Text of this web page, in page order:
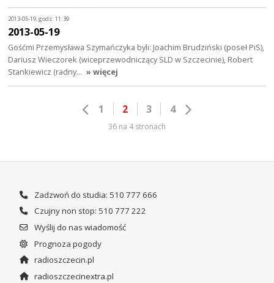
2013-05-19, godz. 11:39
2013-05-19
Gośćmi Przemysława Szymańczyka byli: Joachim Brudziński (poseł PiS),
Dariusz Wieczorek (wiceprzewodniczący SLD w Szczecinie), Robert
Stankiewicz (radny… » więcej
1 2 3 4
36 na 4 stronach
Zadzwoń do studia: 510 777 666
Czujny non stop: 510 777 222
Wyślij do nas wiadomość
Prognoza pogody
radioszczecin.pl
radioszczecinextra.pl